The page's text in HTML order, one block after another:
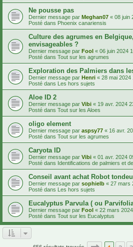
Ne pousse pas
Dernier message par Meghan07 « 08 juin
Posté dans Phoenix canariensis
Culture des agrumes en
envisageables ?
Dernier message par Fool « 06 juin 2024
Posté dans Tout sur les agrumes
Exploration des Palmiers dans
Dernier message par Henri « 28 mai 2024
Posté dans Les hors sujets
Aloe ID 2
Dernier message par Vibi « 19 avr. 2024
Posté dans Tout sur les Aloes
oligo element
Dernier message par aspsy77 « 16 avr.
Posté dans Tout sur les agrumes
Caryota ID
Dernier message par Vibi « 01 avr. 2024
Posté dans Identifications de palmiers et
Conseil avant achat Robot
Dernier message par sophielb « 27 mars
Posté dans Les hors sujets
Eucalyptus Parvula ( ou
Dernier message par Fool « 22 mars
Posté dans Tout sur les Eucalyptus